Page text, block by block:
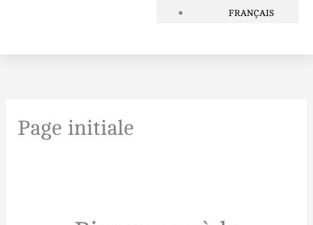
FRANÇAIS
Page initiale